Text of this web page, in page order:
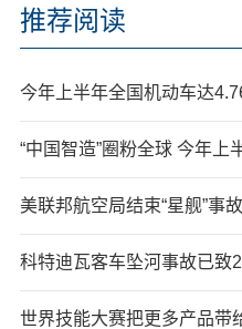
推荐阅读
今年上半年全国机动车达
“中国智造”圈粉全球 今年
美联邦航空局结束“星舰”事
科特迪瓦客车坠河事故已致
世界技能大赛把更多产品带